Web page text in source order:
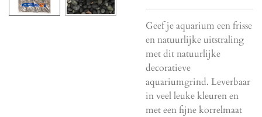
Geef je aquarium een frisse
en natuurlijke uitstraling
met dit natuurlijke
decoratieve
aquariumgrind. Leverbaar
in veel leuke kleuren en
met een fijne korrelmaat